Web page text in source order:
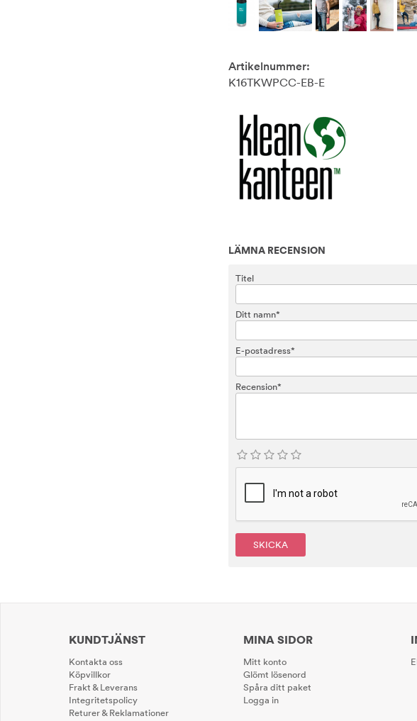
Artikelnummer:
K16TKWPCC-EB-E
LÄMNA RECENSION
Titel
Ditt namn*
E-postadress*
Recension*
SKICKA
KUNDTJÄNST
Kontakta oss
Köpvillkor
Frakt & Leverans
Integritetspolicy
Returer & Reklamationer
MINA SIDOR
Mitt konto
Glömt lösenord
Spåra ditt paket
Logga in